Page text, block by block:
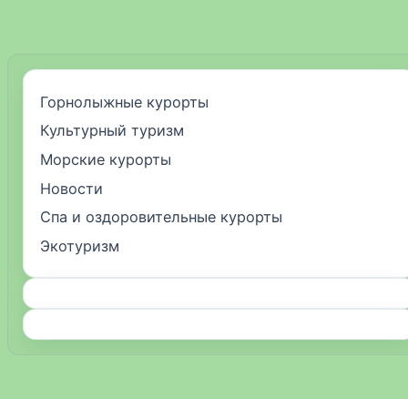
Горнолыжные курорты
Культурный туризм
Морские курорты
Новости
Спа и оздоровительные курорты
Экотуризм